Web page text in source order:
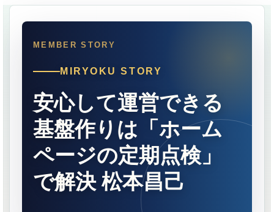
MIRYOKU STORY
安心して運営できる
基盤作りは「ホーム
ページの定期点検」
で解決 松本昌己